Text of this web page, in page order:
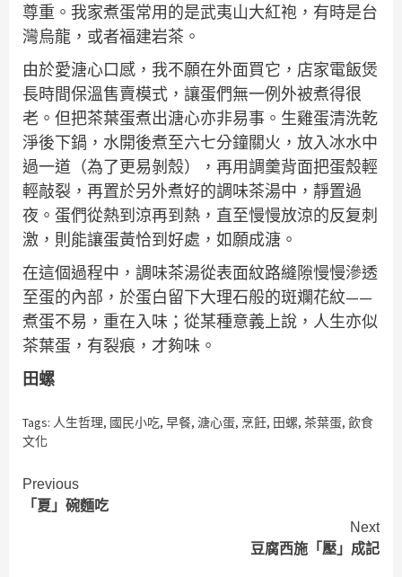
尊重。我家煮蛋常用的是武夷山大紅袍，有時是台
灣烏龍，或者福建岩茶。
由於愛溏心口感，我不願在外面買它，店家電飯煲
長時間保溫售賣模式，讓蛋們無一例外被煮得很
老。但把茶葉蛋煮出溏心亦非易事。生雞蛋清洗乾
淨後下鍋，水開後煮至六七分鐘關火，放入冰水中
過一道（為了更易剝殼），再用調羹背面把蛋殼輕
輕敲裂，再置於另外煮好的調味茶湯中，靜置過
夜。蛋們從熱到涼再到熱，直至慢慢放涼的反复刺
激，則能讓蛋黃恰到好處，如願成溏。
在這個過程中，調味茶湯從表面紋路縫隙慢慢滲透
至蛋的內部，於蛋白留下大理石般的斑斕花紋——
煮蛋不易，重在入味；從某種意義上說，人生亦似
茶葉蛋，有裂痕，才夠味。
田螺
Tags: 人生哲理, 國民小吃, 早餐, 溏心蛋, 烹飪, 田螺, 茶葉蛋, 飲食
文化
Continue
Reading
Previous
「夏」碗麵吃
Next
豆腐西施「壓」成記